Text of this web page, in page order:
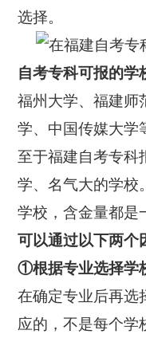
选择。
自考专科可报的学
福州大学、福建师
学、中国传媒大学
至于福建自考专科
学、名气大的学校
学校，含金量都是
可以通过以下两个
①根据专业选择学
在确定专业后再选
应的，不是每个学